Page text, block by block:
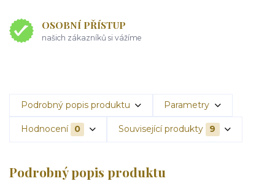
OSOBNÍ PŘÍSTUP
našich zákazníků si vážíme
Podrobný popis produktu Parametry
Hodnocení 0 Související produkty 9
Podrobný popis produktu